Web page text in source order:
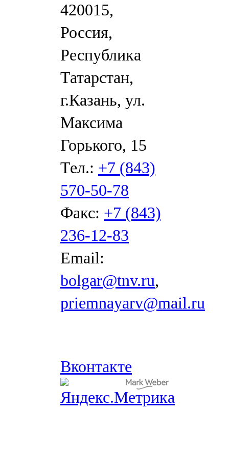
420015,
Россия,
Республика
Татарстан,
г.Казань, ул.
Максима
Горького, 15
Тел.: +7 (843)
570-50-78
Факс: +7 (843)
236-12-83
Email:
bolgar@tnv.ru,
priemnayarv@mail.ru
Вконтакте